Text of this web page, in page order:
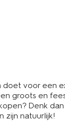
doet voor een
groots en
Denk
zijn natuurlijk!